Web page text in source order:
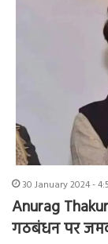
30 January 2024 -
Anurag
गठबंधन पर